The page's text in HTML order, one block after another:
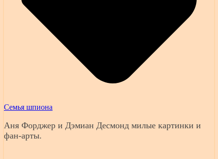
Семья шпиона
Аня Форджер и Дэмиан Десмонд милые картинки и
фан-арты.